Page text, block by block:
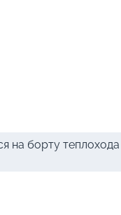
на борту теплохода